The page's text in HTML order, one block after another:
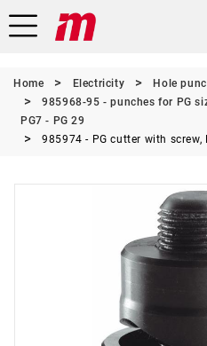
Home Electricity
Hole
985968-95 - punches for PG
PG7 - PG 29
985974 - PG cutter with screw,